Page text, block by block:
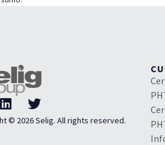
© 2026 Selig. All rights reserved.